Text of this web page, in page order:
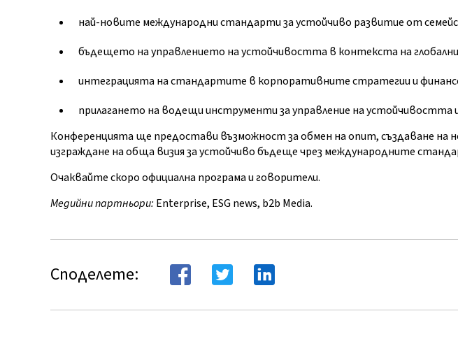
най-новите международни стандарти за устойчиво развитие от
бъдещето на управлението на устойчивостта в контекста на
интеграцията на стандартите в корпоративните стратегии и
прилагането на водещи инструменти за управление на устойчивостта
Конференцията ще предостави възможност за обмен на опит, създаване на
изграждане на обща визия за устойчиво бъдеще чрез международните
Очаквайте скоро официална програма и говорители.
Медийни партньори: Enterprise, ESG news, b2b Media.
Споделете: